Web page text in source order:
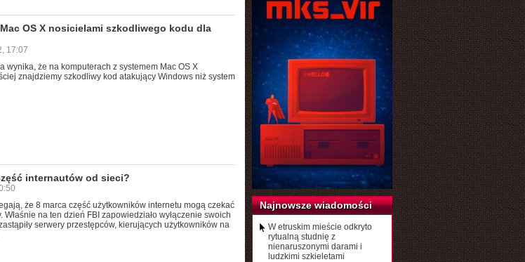
OS X nosicielami szkodliwego kodu dla
17:07
wynika, że na komputerach z systemem Mac OS X
znajdziemy szkodliwy kod atakujący Windows niż system
internautów od sieci?
że 8 marca część użytkowników internetu mogą czekać
Właśnie na ten dzień FBI zapowiedziało wyłączenie swoich
serwery przestępców, kierujących użytkowników na
Najnowsze wiadomości
W etruskim mieście odkryto
rytualną studnię z
nienaruszonymi darami i
ludzkimi szkieletami